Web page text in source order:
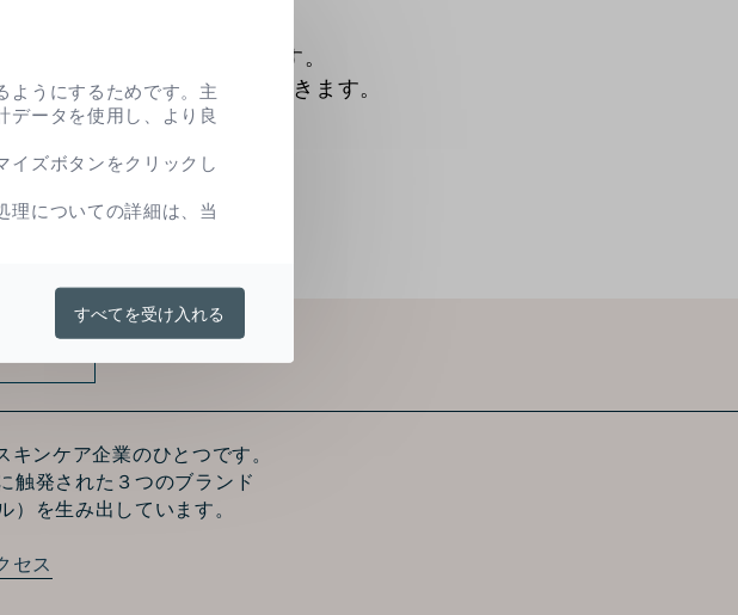
均一になる場合があります。
ある、若々しい肌印象に導きます。
ンケア企業のひとつです。
触発された３つのブランド
）を生み出しています。
セス
ようにするためです。主
データを使用し、より良
イズボタンをクリックし
理についての詳細は、当
すべてを受け入れる